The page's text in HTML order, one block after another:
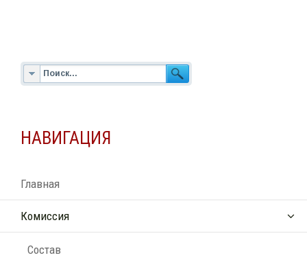
НАВИГАЦИЯ
Главная
Комиссия
Состав